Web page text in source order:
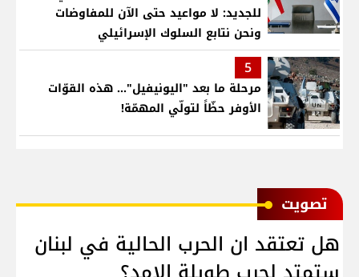
للجديد: لا مواعيد حتى الآن للمفاوضات
ونحن نتابع السلوك الإسرائيلي
5
مرحلة ما بعد "اليونيفيل"... هذه القوّات
الأوفر حظّاً لتولّي المهمّة!
ﺗﺼﻮﻳﺖ
هل تعتقد ان الحرب الحالية في لبنان